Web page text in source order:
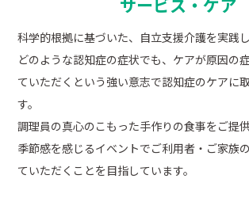
科学的根拠に基づいた、自立支援介護を実践し
どのような認知症の症状でも、ケアが原因の
ていただくという強い意志で認知症のケアに
す。
調理員の真心のこもった手作りの食事をご提供
季節感を感じるイベントでご利用者・ご家族
ていただくことを目指しています。